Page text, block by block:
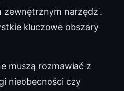
zewnętrznym narzędzi.
kluczowe obszary
muszą rozmawiać z
nieobecności czy